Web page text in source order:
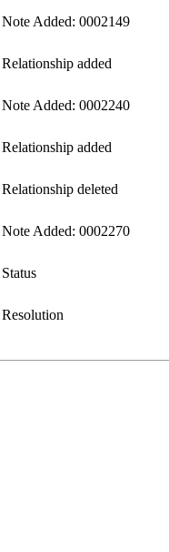
Note Added: 0002149
Relationship added
Note Added: 0002240
Relationship added
Relationship deleted
Note Added: 0002270
Status
Resolution